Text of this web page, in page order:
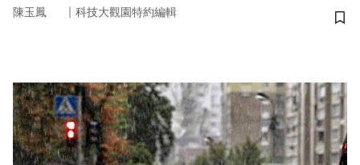
陳玉鳳 ｜ 科技大觀園特約編輯
儲